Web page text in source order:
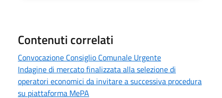
Contenuti correlati
Convocazione Consiglio Comunale Urgente
Indagine di mercato finalizzata alla selezione di
operatori economici da invitare a successiva procedura
su piattaforma MePA